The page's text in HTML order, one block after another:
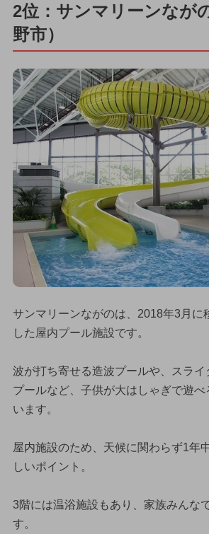
2位：サンマリーンなが
野市）
サンマリーンながのは、2018年3月に
した屋内プール施設です。
波が打ち寄せる造波プールや、スライ
プールなど、子供が大はしゃぎで遊べ
います。
屋内施設のため、天候に関わらず1年
しいポイント。
3階には温浴施設もあり、家族みんな
す。